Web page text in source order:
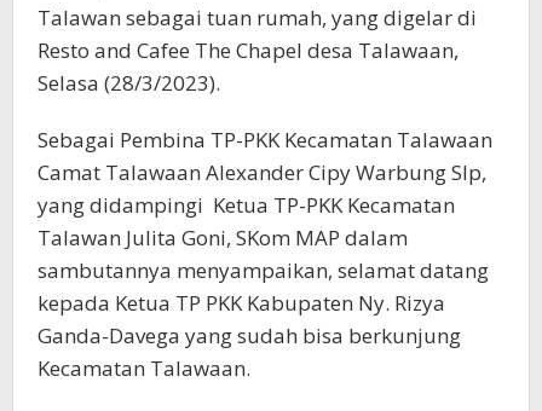
Talawan sebagai tuan rumah, yang digelar di
Resto and Cafee The Chapel desa Talawaan,
Selasa (28/3/2023).
Sebagai Pembina TP-PKK Kecamatan Talawaan
Camat Talawaan Alexander Cipy Warbung SIp,
yang didampingi Ketua TP-PKK Kecamatan
Talawan Julita Goni, SKom MAP dalam
sambutannya menyampaikan, selamat datang
kepada Ketua TP PKK Kabupaten Ny. Rizya
Ganda-Davega yang sudah bisa berkunjung
Kecamatan Talawaan.